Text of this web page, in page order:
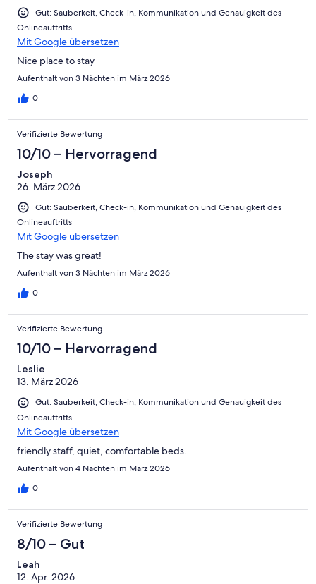
Gut: Sauberkeit, Check-in, Kommunikation und Genauigkeit des
Onlineauftritts
Mit Google übersetzen
Nice place to stay
Aufenthalt von 3 Nächten im März 2026
0
Verifizierte Bewertung
10/10 – Hervorragend
Joseph
26. März 2026
Gut: Sauberkeit, Check-in, Kommunikation und Genauigkeit des
Onlineauftritts
Mit Google übersetzen
The stay was great!
Aufenthalt von 3 Nächten im März 2026
0
Verifizierte Bewertung
10/10 – Hervorragend
Leslie
13. März 2026
Gut: Sauberkeit, Check-in, Kommunikation und Genauigkeit des
Onlineauftritts
Mit Google übersetzen
friendly staff, quiet, comfortable beds.
Aufenthalt von 4 Nächten im März 2026
0
Verifizierte Bewertung
8/10 – Gut
Leah
12. Apr. 2026